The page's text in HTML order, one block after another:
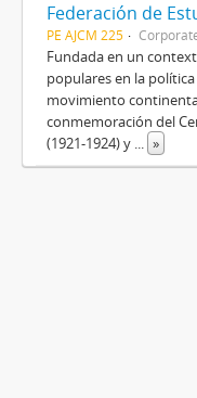
Federación de
PE AJCM 225
Fundada en un
populares en la
movimiento
conmemoración del
(1921-1924) y ... »